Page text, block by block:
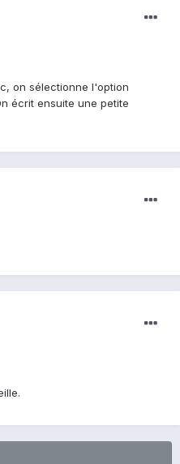
on sélectionne l'option
écrit ensuite une petite